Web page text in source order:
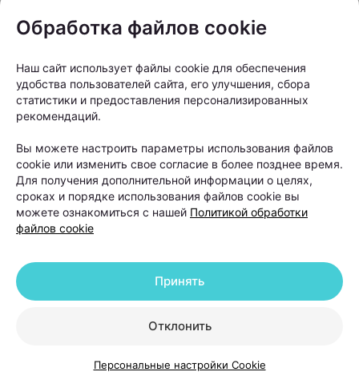
«Если пациент в течение шести-двенадцати
методы лечения, но значимого улучшения не
произошло, тогда можно рассматривать пересадку
волос как следующий этап», —
Обработка файлов cookie
Наш сайт использует файлы cookie для обеспечения
удобства пользователей сайта, его улучшения, сбора
статистики и предоставления персонализированных
рекомендаций.
Вы можете настроить параметры использования файлов
cookie или изменить свое согласие в более позднее время.
Для получения дополнительной информации о целях,
сроках и порядке использования файлов cookie вы
можете ознакомиться с нашей Политикой обработки
файлов cookie
Отклонить
Принять
Персональные настройки Cookie